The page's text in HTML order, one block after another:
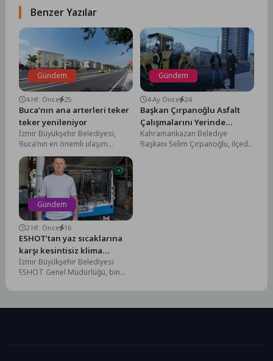
Benzer Yazılar
Gündem
4 Hf. Önce 25
Buca’nın ana arterleri teker
teker yenileniyor
İzmir Büyükşehir Belediyesi,
Buca’nın en önemli ulaşım
güzergahlarından Cemil Şeboy
Caddesi’ni baştan sona yeniledi.
Yol...
Gündem
4 Ay Önce 24
Başkan Çırpanoğlu Asfalt
Çalışmalarını Yerinde
İnceledi
Kahramankazan Belediye
Başkanı Selim Çırpanoğlu, ilçede
Gündem
2 Hf. Önce 16
ESHOT’tan yaz sıcaklarına
karşı kesintisiz klima
mesaisi
İzmir Büyükşehir Belediyesi
ESHOT Genel Müdürlüğü, bin
bakım ve kontrollerini